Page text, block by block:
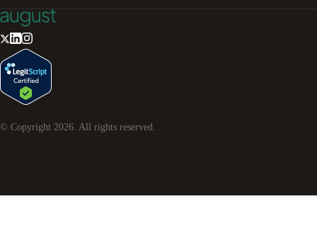
© Copyright 2026 . All rights reserved.